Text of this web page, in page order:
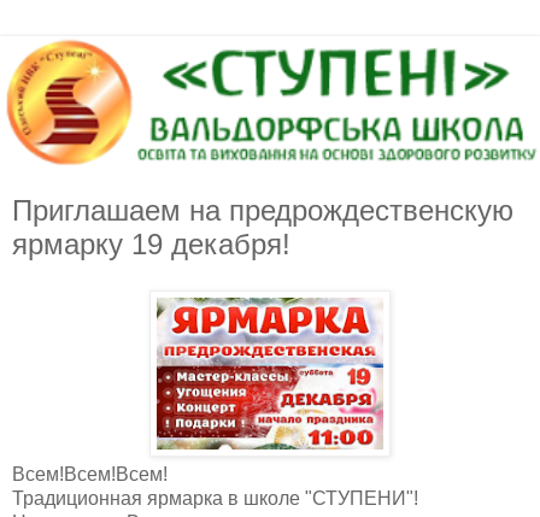
Приглашаем на предрождественскую
ярмарку 19 декабря!
Всем!Всем!Всем!
Традиционная ярмарка в школе "СТУПЕНИ"!